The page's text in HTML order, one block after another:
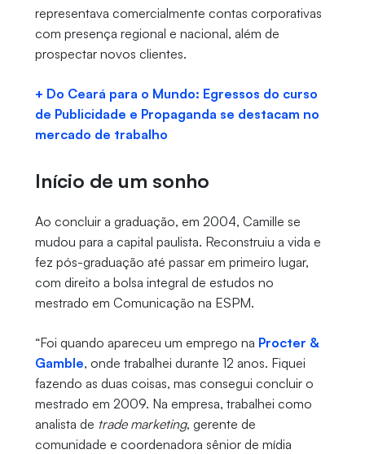
representava comercialmente contas corporativas
com presença regional e nacional, além de
prospectar novos clientes.
+ Do Ceará para o Mundo: Egressos do curso
de Publicidade e Propaganda se destacam no
mercado de trabalho
Início de um sonho
Ao concluir a graduação, em 2004, Camille se
mudou para a capital paulista. Reconstruiu a vida e
fez pós-graduação até passar em primeiro lugar,
com direito a bolsa integral de estudos no
mestrado em Comunicação na ESPM.
“Foi quando apareceu um emprego na Procter &
Gamble, onde trabalhei durante 12 anos. Fiquei
fazendo as duas coisas, mas consegui concluir o
mestrado em 2009. Na empresa, trabalhei como
analista de trade marketing, gerente de
comunidade e coordenadora sênior de mídia